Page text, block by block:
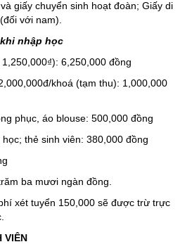
giấy chuyển sinh hoạt đoàn; Giấy di
với nam).
nhập học
6,250,000 đồng
khoá (tạm thu): 1,000,000
phục, áo blouse: 500,000 đồng
thẻ sinh viên: 380,000 đồng
ba mươi ngàn đồng.
xét tuyển 150,000 sẽ được trừ trực
VIÊN